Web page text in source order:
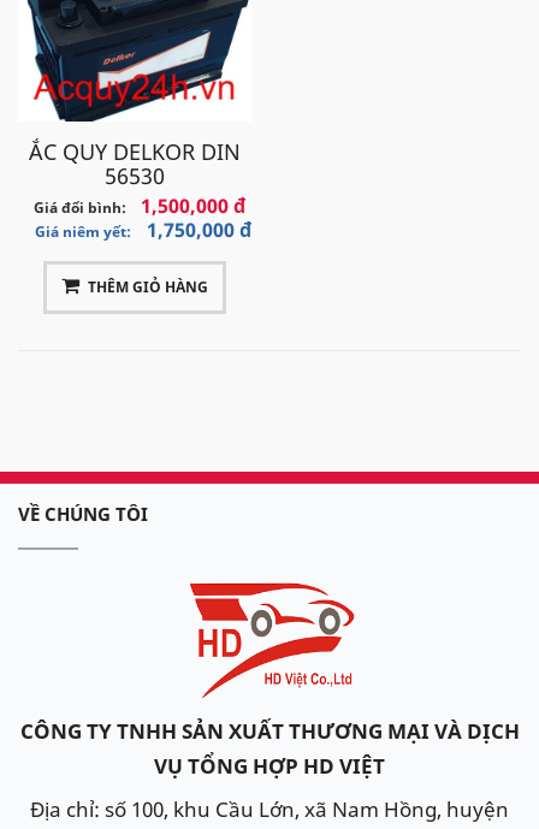
ẮC QUY DELKOR DIN
56530
Giá đổi bình: 1,500,000 đ
Giá niêm yết: 1,750,000 đ
THÊM GIỎ HÀNG
VỀ CHÚNG TÔI
CÔNG TY TNHH SẢN XUẤT THƯƠNG MẠI VÀ DỊCH
VỤ TỔNG HỢP HD VIỆT
Địa chỉ: số 100, khu Cầu Lớn, xã Nam Hồng, huyện